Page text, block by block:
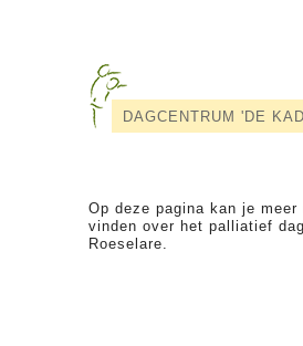
DAGCENTRUM 'DE
Op deze pagina kan je meer
vinden over het palliatief
Roeselare.